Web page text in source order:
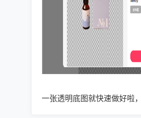
一张透明底图就快速做好啦